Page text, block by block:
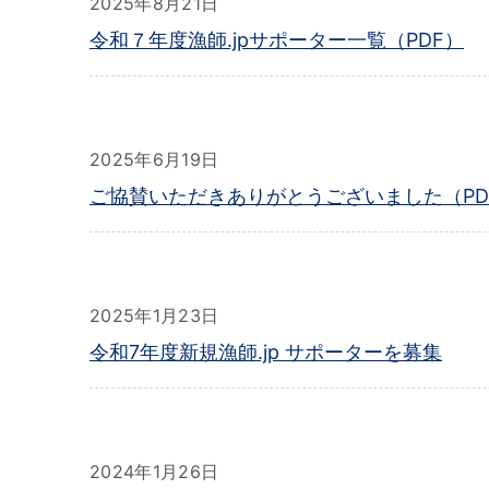
令和７年度漁師.jpサポーター一覧（PDF）
2025年6月19日
ご協賛いただきありがとうございました（
2025年1月23日
令和7年度新規漁師.jp サポーターを募集
2024年1月26日